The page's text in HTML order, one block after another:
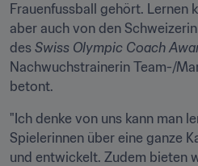
Frauenfussball gehört. Lernen
aber auch von den
des Swiss Olympic Coach
Nachwuchstrainerin Team-/
betont.
"Ich denke von uns kann man
Spielerinnen über eine ganze
und entwickelt. Zudem bieten